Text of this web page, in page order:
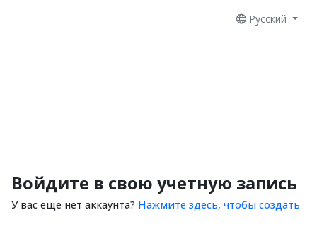
Русский
Войдите в свою учетную запись
У вас еще нет аккаунта? Нажмите здесь, чтобы создать